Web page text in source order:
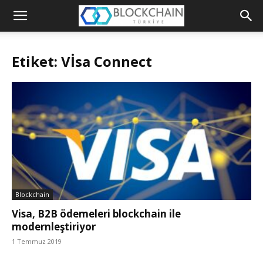
Blockchain
Etiket: Vİsa Connect
Blockchain
Visa, B2B ödemeleri blockchain ile
modernleştiriyor
1 Temmuz 2019